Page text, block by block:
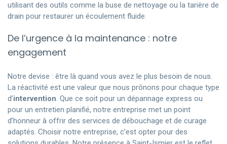
utilisant des outils comme la buse de nettoyage ou la tarière de
drain pour restaurer un écoulement fluide.
De l’urgence à la maintenance : notre
engagement
Notre devise : être là quand vous avez le plus besoin de nous.
La réactivité est une valeur que nous prônons pour chaque type
d’intervention. Que ce soit pour un dépannage express ou
pour un entretien planifié, notre entreprise met un point
d’honneur à offrir des services de débouchage et de curage
adaptés. Choisir notre entreprise, c’est opter pour des